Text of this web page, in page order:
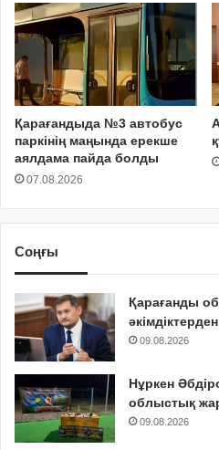
Қарағандыда №3 автобус
паркінің маңында ерекше
аялдама пайда болды
07.08.2026
Соңғы
Қарағанды
09.08.2026
Нұркен
облыстық
09.08.2026